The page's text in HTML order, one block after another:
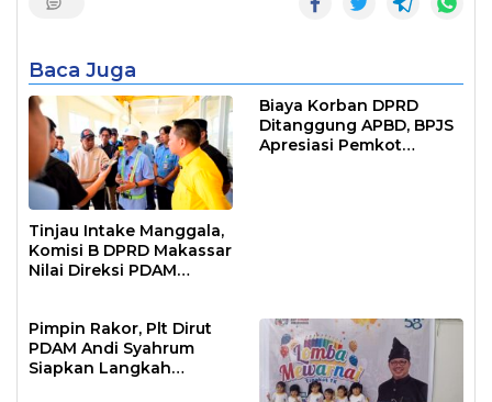
Baca Juga
Tinjau Intake Manggala,
Komisi B DPRD Makassar
Nilai Direksi PDAM
Biaya Korban DPRD
Ditanggung APBD, BPJS
Apresiasi Pemkot
Pimpin Rakor, Plt Dirut
PDAM Andi Syahrum
Siapkan Langkah